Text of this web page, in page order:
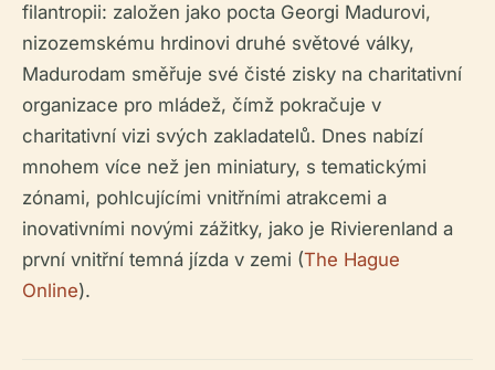
filantropii: založen jako pocta Georgi Madurovi,
nizozemskému hrdinovi druhé světové války,
Madurodam směřuje své čisté zisky na charitativní
organizace pro mládež, čímž pokračuje v
charitativní vizi svých zakladatelů. Dnes nabízí
mnohem více než jen miniatury, s tematickými
zónami, pohlcujícími vnitřními atrakcemi a
inovativními novými zážitky, jako je Rivierenland a
první vnitřní temná jízda v zemi (The Hague
Online).